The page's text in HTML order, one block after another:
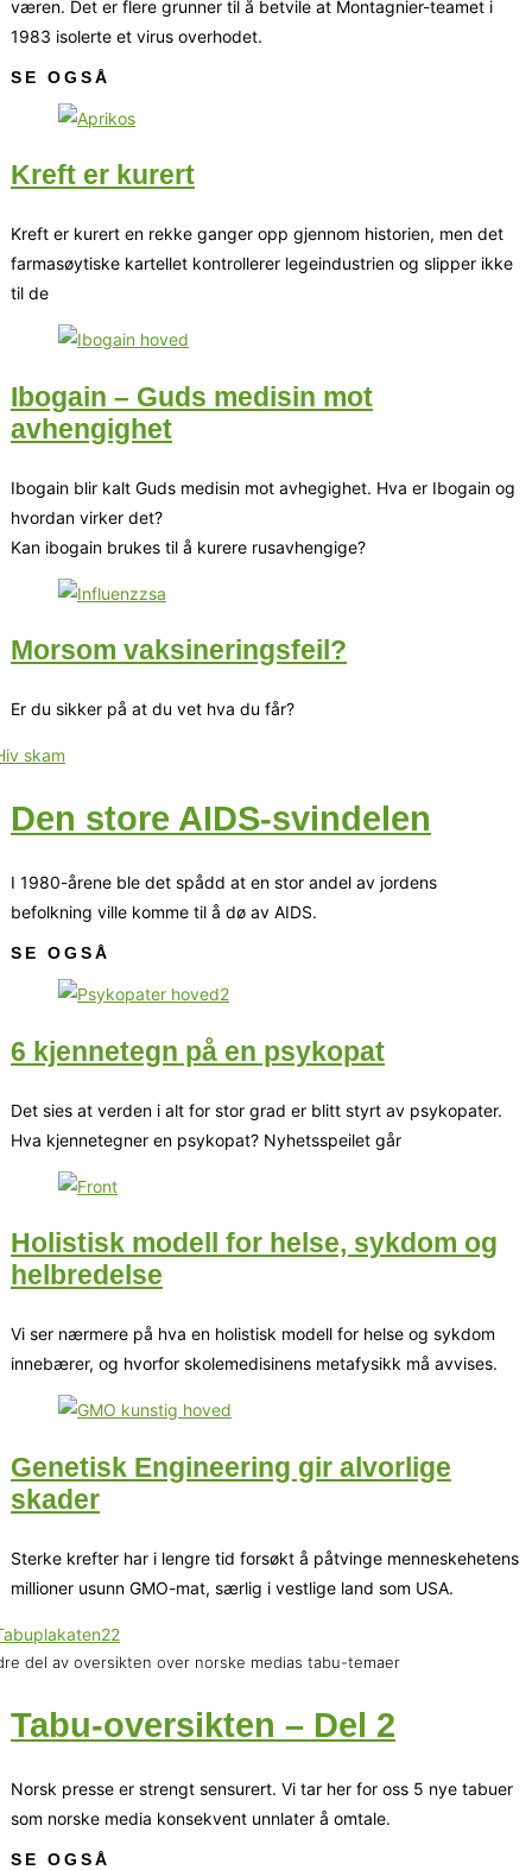
væren. Det er flere grunner til å betvile at Montagnier-teamet i
1983 isolerte et virus overhodet.
SE OGSÅ
Kreft er kurert
Kreft er kurert en rekke ganger opp gjennom historien, men det
farmasøytiske kartellet kontrollerer legeindustrien og slipper ikke
til de
Ibogain – Guds medisin mot
avhengighet
Ibogain blir kalt Guds medisin mot avhegighet. Hva er Ibogain og
hvordan virker det?
Kan ibogain brukes til å kurere rusavhengige?
Morsom vaksineringsfeil?
Er du sikker på at du vet hva du får?
Den store AIDS-svindelen
I 1980-årene ble det spådd at en stor andel av jordens
befolkning ville komme til å dø av AIDS.
SE OGSÅ
6 kjennetegn på en psykopat
Det sies at verden i alt for stor grad er blitt styrt av psykopater.
Hva kjennetegner en psykopat? Nyhetsspeilet går
Holistisk modell for helse, sykdom og
helbredelse
Vi ser nærmere på hva en holistisk modell for helse og sykdom
innebærer, og hvorfor skolemedisinens metafysikk må avvises.
Genetisk Engineering gir alvorlige
skader
Sterke krefter har i lengre tid forsøkt å påtvinge menneskehetens
millioner usunn GMO-mat, særlig i vestlige land som USA.
del av oversikten over norske medias tabu-temaer
Tabu-oversikten – Del 2
Norsk presse er strengt sensurert. Vi tar her for oss 5 nye tabuer
som norske media konsekvent unnlater å omtale.
SE OGSÅ